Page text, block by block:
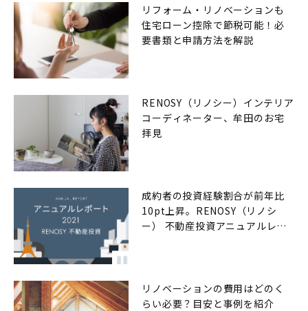
リフォーム・リノベーションも
住宅ローン控除で節税可能！必
要書類と申請方法を解説
RENOSY（リノシー）インテリア
コーディネーター、牟田のお宅
拝見
成約者の投資経験割合が前年比
10pt上昇。RENOSY（リノシ
ー） 不動産投資アニュアルレポ
リノベーションの費用はどのく
らい必要？目安と事例を紹介